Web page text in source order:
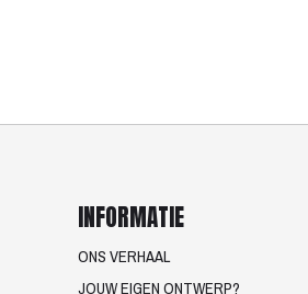
INFORMATIE
ONS VERHAAL
JOUW EIGEN ONTWERP?